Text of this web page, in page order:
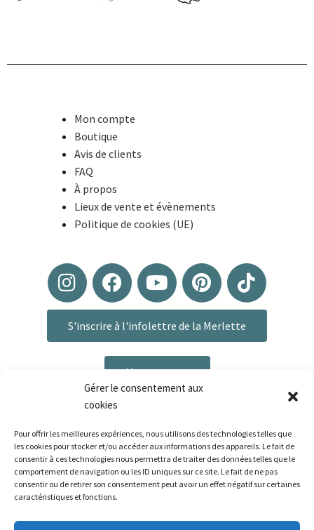
Gérer le consentement aux
cookies
Pour offrir les meilleures expériences, nous utilisons des technologies telles que
les cookies pour stocker et/ou accéder aux informations des appareils. Le fait de
consentir à ces technologies nous permettra de traiter des données telles que le
comportement de navigation ou les ID uniques sur ce site. Le fait de ne pas
consentir ou de retirer son consentement peut avoir un effet négatif sur certaines
caractéristiques et fonctions.
Mon compte
Boutique
Avis de clients
FAQ
À propos
Lieux de vente et évènements
Politique de cookies (UE)
S'inscrire à l'infolettre de la Merlette
Me contacter
Plan du site|Mentions légales
CGV